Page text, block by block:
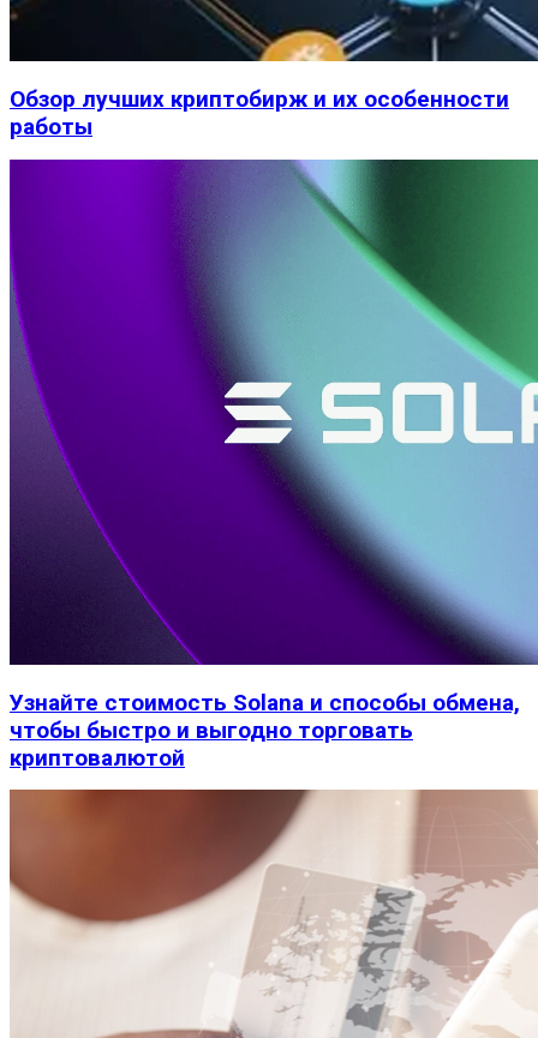
Обзор лучших криптобирж и их особенности
работы
Узнайте стоимость Solana и способы обмена,
чтобы быстро и выгодно торговать
криптовалютой